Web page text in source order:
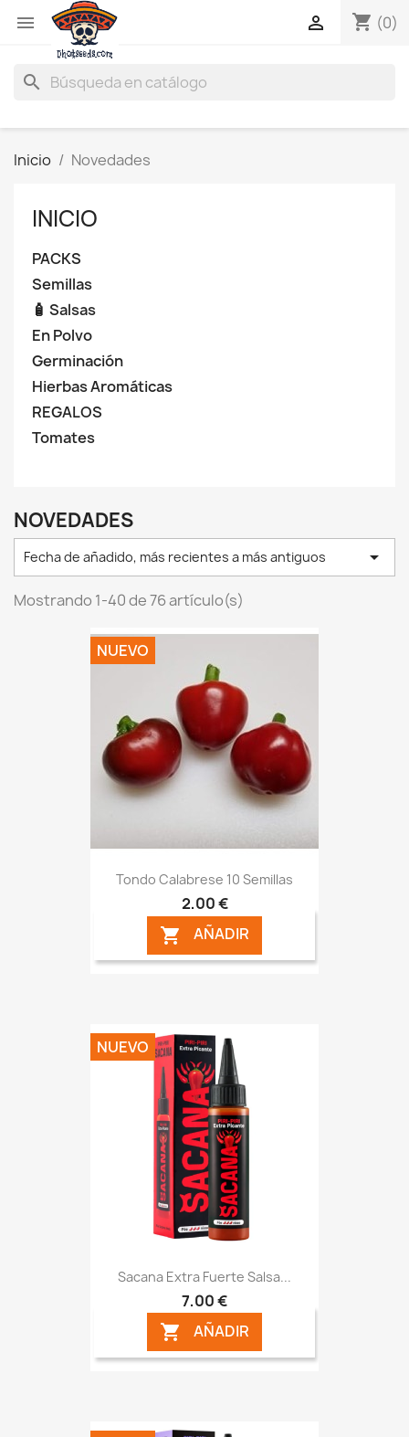
 shopping_cart (0)

search
Inicio Novedades
INICIO
PACKS
Semillas
🧴 Salsas
En Polvo
Germinación
Hierbas Aromáticas
REGALOS
Tomates
NOVEDADES
Fecha de añadido, más recientes a más antiguos 
Mostrando 1-40 de 76 artículo(s)
Tondo Calabrese 10 Semillas
2,00 €
 AÑADIR
NUEVO
Sacana Extra Fuerte Salsa...
7,00 €
 AÑADIR
NUEVO